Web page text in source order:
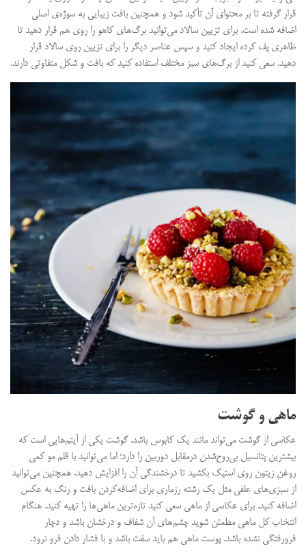
قرار گرفته تا بر محتوای آن تأکید شود و همچنین بافت زیبایی به سوژه‌ی اصلی
اضافه شده است. برای تزیین سالاد می‌توانید برگ‌های کاهو را روی هم قرار دهید تا
ظاهری پف کرده ایجاد کنید و سپس عناصر دیگر را برای تزیین روی سالاد قرار
دهید. سعی کنید از برگ‌های سبز مختلف استفاده کنید که بافت و شکل متفاوتی دارند.
ماهی و گوشت
عکاسی از گوشت می‌تواند مانند یک کابوس باشد. گوشت یکی از آیتم‌هایی است که
بیشترین پتانسیل بی‌روح‌شدن درمقابل دوربین را دارد؛ اما می‌توانید با قلم مو کمی
روغن زیتون روی استیک بکشید تا درخشندگی آن را افزایش دهید. همچنین می‌توانید
از سبزی‌های علفی مثل یک رشته رزماری برای اضافه‌کردن بافت و رنگ به عکس
اضافه کنید. برای عکاسی از ماهی سعی کنید تازه‌ترین ماهی‌ها را تهیه کنید. هنگام
انتخاب کل ماهی مطمئن شوید چشم‌های آن شفاف و درخشان باشد و دچار
فرورفتگی نشده باشد. پوست ماهی هم باید سفت باشد و با فشار دادن فرو نرود.